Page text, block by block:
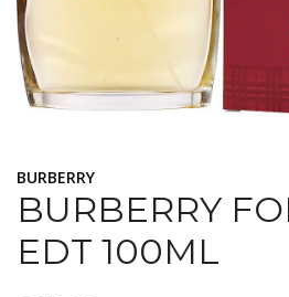
BURBERRY
BURBERRY
EDT 100ML